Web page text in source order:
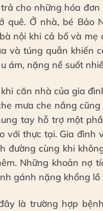
cho những hóa
quê. Ở nhà, bé Bảo
nội khi cả bố và
và túng quẫn khiến
ám, nặng nề suốt
căn nhà của gia
mưa che nắng
tay hỗ trợ một
với thực tại. Gia đình
đường cùng khi
Những khoản nợ
gánh nặng khổng lồ
là trường hợp